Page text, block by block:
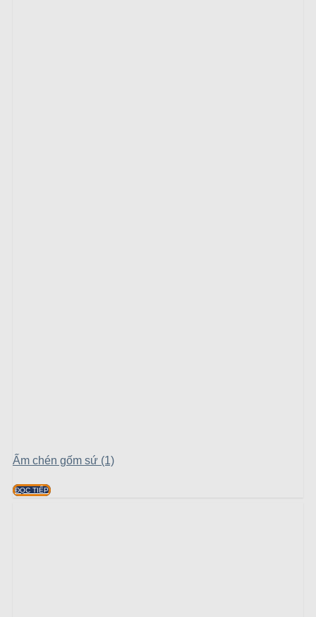
Ấm chén gốm sứ (1)
ĐỌC TIẾP